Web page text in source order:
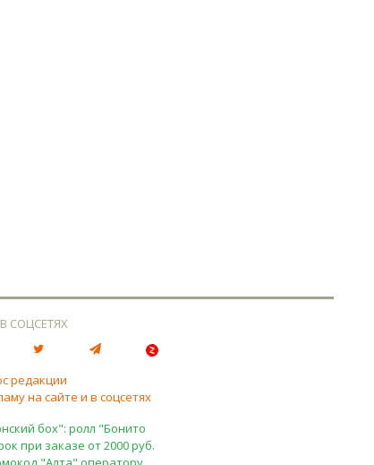
СОЦСЕТЯХ
редакции
на сайте и в соцсетях
бох": ролл "Бонито
при заказе от 2000 руб.